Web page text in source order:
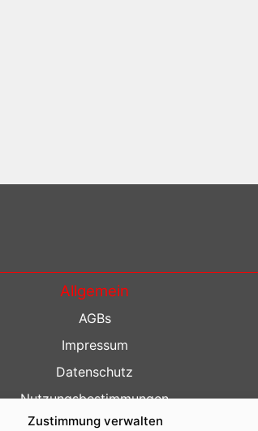
Zustimmung verwalten
Allgemein
AGBs
Impressum
Datenschutz
Nutzungsbestimmungen
Kontakt